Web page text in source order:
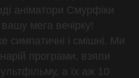
аніматори Смурфіки
мега вечірку!
симпатичні і смішні. Ми
програми, взяли
а їх аж 10